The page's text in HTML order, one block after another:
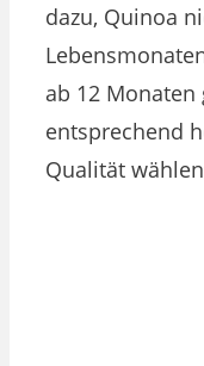
dazu, Quinoa
ab 12
entsprechend
Qualität